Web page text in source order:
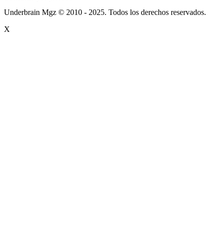
Underbrain Mgz © 2010 - 2025. Todos los derechos reservados.
X